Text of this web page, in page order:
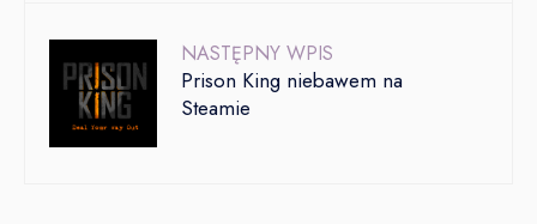
NASTĘPNY WPIS
Prison King niebawem na
Steamie